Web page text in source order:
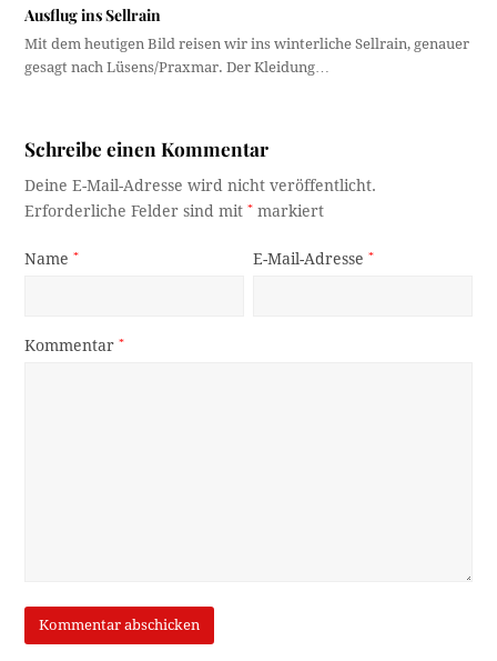
Ausflug ins Sellrain
Mit dem heutigen Bild reisen wir ins winterliche Sellrain, genauer
gesagt nach Lüsens/Praxmar. Der Kleidung…
Schreibe einen Kommentar
Deine E-Mail-Adresse wird nicht veröffentlicht.
Erforderliche Felder sind mit* markiert
Name* E-Mail-Adresse*
Kommentar*